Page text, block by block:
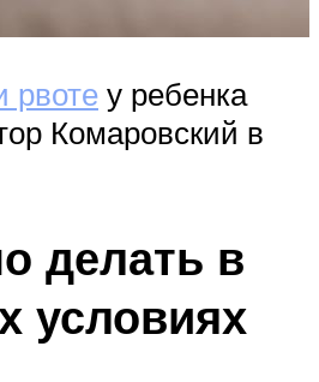
рвоте у ребенка
Комаровский в
делать в
условиях